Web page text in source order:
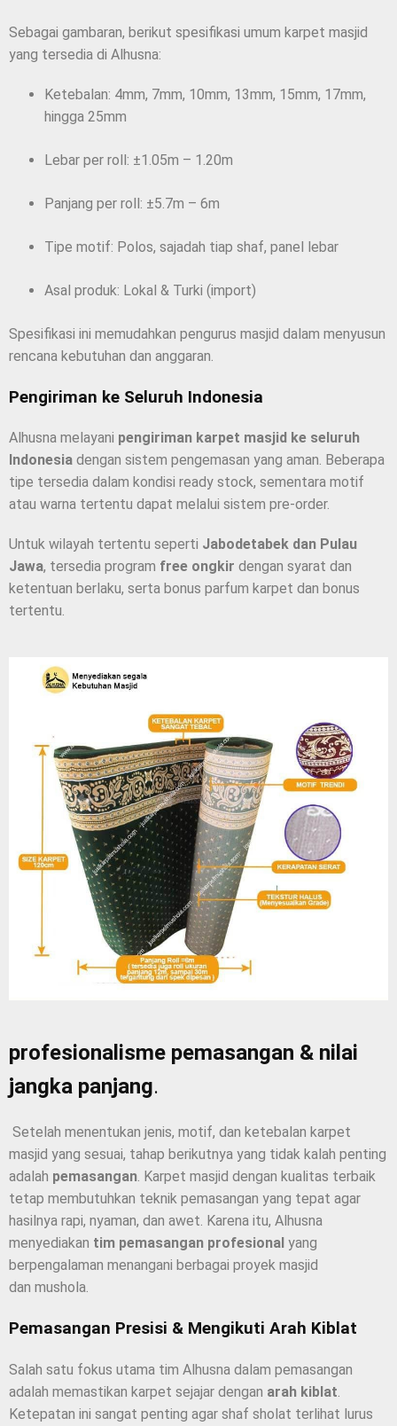
Sebagai gambaran, berikut spesifikasi umum karpet masjid
yang tersedia di Alhusna:
Ketebalan: 4mm, 7mm, 10mm, 13mm, 15mm, 17mm,
hingga 25mm
Lebar per roll: ±1.05m – 1.20m
Panjang per roll: ±5.7m – 6m
Tipe motif: Polos, sajadah tiap shaf, panel lebar
Asal produk: Lokal & Turki (import)
Spesifikasi ini memudahkan pengurus masjid dalam menyusun
rencana kebutuhan dan anggaran.
Pengiriman ke Seluruh Indonesia
Alhusna melayani pengiriman karpet masjid ke seluruh
Indonesia dengan sistem pengemasan yang aman. Beberapa
tipe tersedia dalam kondisi ready stock, sementara motif
atau warna tertentu dapat melalui sistem pre-order.
Untuk wilayah tertentu seperti Jabodetabek dan Pulau
Jawa, tersedia program free ongkir dengan syarat dan
ketentuan berlaku, serta bonus parfum karpet dan bonus
tertentu.
profesionalisme pemasangan & nilai
jangka panjang.
Setelah menentukan jenis, motif, dan ketebalan karpet
masjid yang sesuai, tahap berikutnya yang tidak kalah penting
adalah pemasangan . Karpet masjid dengan kualitas terbaik
tetap membutuhkan teknik pemasangan yang tepat agar
hasilnya rapi, nyaman, dan awet. Karena itu, Alhusna
menyediakan tim pemasangan profesional yang
berpengalaman menangani berbagai proyek masjid
dan mushola.
Pemasangan Presisi & Mengikuti Arah Kiblat
Salah satu fokus utama tim Alhusna dalam pemasangan
adalah memastikan karpet sejajar dengan arah kiblat
Ketepatan ini sangat penting agar shaf sholat terlihat lurus